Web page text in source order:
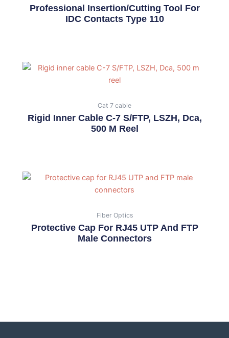
Professional Insertion/cutting Tool For
IDC Contacts Type 110
Cat 7 cable
Rigid Inner Cable C-7 S/FTP, LSZH, Dca,
500 M Reel
Fiber Optics
Protective Cap For RJ45 UTP And FTP
Male Connectors